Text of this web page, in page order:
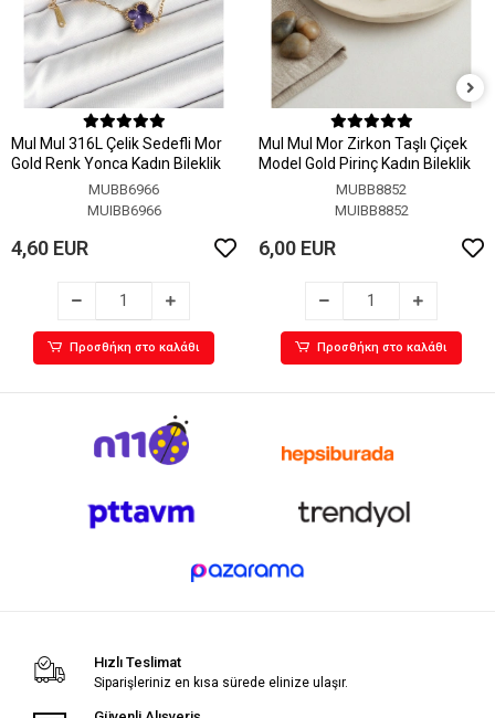
MuI MuI 316L Çelik Sedefli Mor
Gold Renk Yonca Kadın Bileklik
MUBB6966
MUIBB6966
4,60 EUR
Προσθήκη στο καλάθι
MuI MuI Mor Zirkon Taşlı Çiçek
Model Gold Pirinç Kadın Bileklik
MUBB8852
MUIBB8852
6,00 EUR
Προσθήκη στο καλάθι
Hızlı Teslimat
Siparişleriniz en kısa sürede elinize ulaşır.